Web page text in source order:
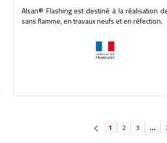
Alsan® Flashing est destiné à la réalisation
sans flamme, en travaux neufs et en réfection.
1 2 3 ...